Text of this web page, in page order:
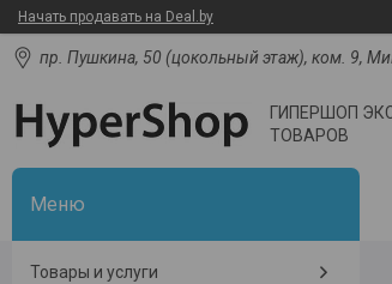
Начать продавать на Deal.by
пр. Пушкина, 50 (цокольный этаж), ком. 9,
ГИПЕРШОП
ТОВАРОВ
Товары и услуги